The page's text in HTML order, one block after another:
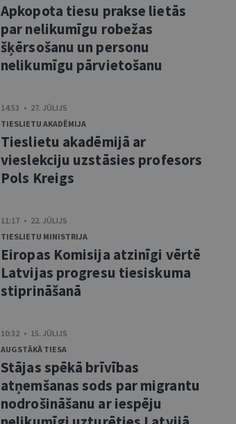
Apkopota tiesu prakse lietās
par nelikumīgu robežas
šķērsošanu un personu
nelikumīgu pārvietošanu
14:53 • 27. JŪLIJS
TIESLIETU AKADĒMIJA
Tieslietu akadēmijā ar
vieslekciju uzstāsies profesors
Pols Kreigs
11:17 • 22. JŪLIJS
TIESLIETU MINISTRIJA
Eiropas Komisija atzinīgi vērtē
Latvijas progresu tiesiskuma
stiprināšanā
10:32 • 15. JŪLIJS
AUGSTĀKĀ TIESA
Stājas spēkā brīvības
atņemšanas sods par migrantu
nodrošināšanu ar iespēju